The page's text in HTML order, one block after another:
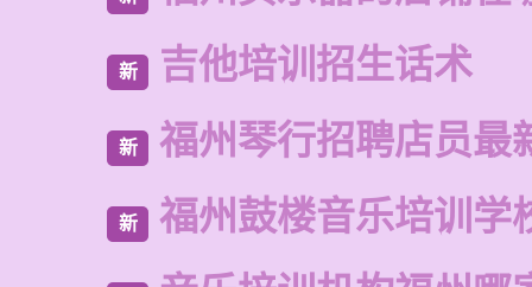
新 吉他培训招生话术
新 福州琴行招聘店员最
新 福州鼓楼音乐培训学